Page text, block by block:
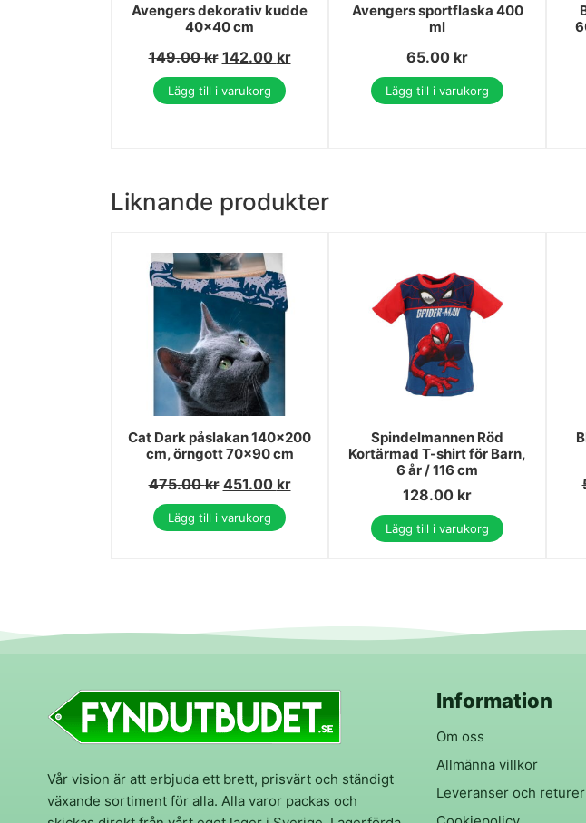
Avengers dekorativ kudde
40x40 cm
149.00kr 142.00 kr
Lägg till i varukorg
Avengers sportflaska 400
ml
65.00 kr
Lägg till i varukorg
Liknande produkter
Cat Dark påslakan 140×200
cm, örngott 70×90 cm
475.00kr 451.00 kr
Lägg till i varukorg
Spindelmannen Röd
Kortärmad T-shirt för Barn,
6 år / 116 cm
128.00 kr
Lägg till i varukorg
Vår vision är att erbjuda ett brett, prisvärt och ständigt
växande sortiment för alla. Alla varor packas och
Information
Om oss
Allmänna villkor
Leveranser och returer